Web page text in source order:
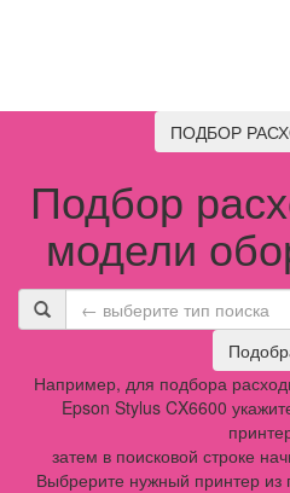
ПОДБОР
Подбор
модели
Например, для подбора
Epson Stylus CX6600
затем в поисковой строке
Выбрерите нужный принтер